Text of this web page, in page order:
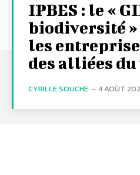
IPBES : le «
biodiversité
les
des alliées
CYRILLE SOUCHE - 4 AOÛT